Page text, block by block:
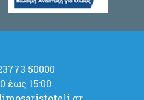
50000
έως 15:00